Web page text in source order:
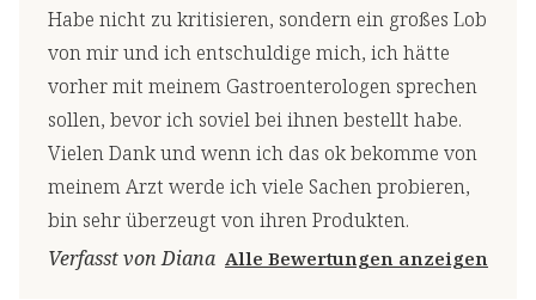
Habe nicht zu kritisieren, sondern ein großes Lob
von mir und ich entschuldige mich, ich hätte
vorher mit meinem Gastroenterologen sprechen
sollen, bevor ich soviel bei ihnen bestellt habe.
Vielen Dank und wenn ich das ok bekomme von
meinem Arzt werde ich viele Sachen probieren,
bin sehr überzeugt von ihren Produkten.
Verfasst von Diana Alle Bewertungen anzeigen